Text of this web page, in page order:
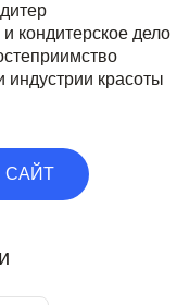
кондитерское дело
индустрии красоты
САЙТ